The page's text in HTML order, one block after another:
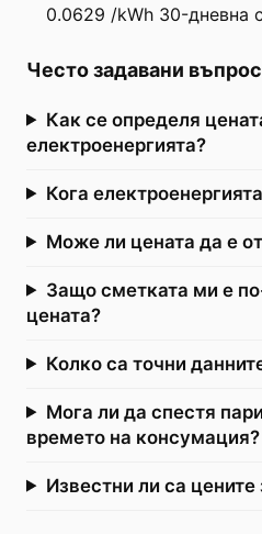
0.0629 /kWh 30-дневна
Често задавани
Как се определя
електроенергията?
Кога
Може ли цената да е
Защо сметката ми е
цената?
Колко са точни
Мога ли да спестя
времето на консумация?
Известни ли са цените